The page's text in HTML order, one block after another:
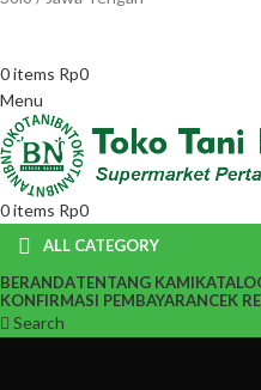
0items Rp0
Menu
0items Rp0
ALL CATEGORY
BERANDATENTANG KAMI
KONFIRMASI PEMBAYARANCEK
Search